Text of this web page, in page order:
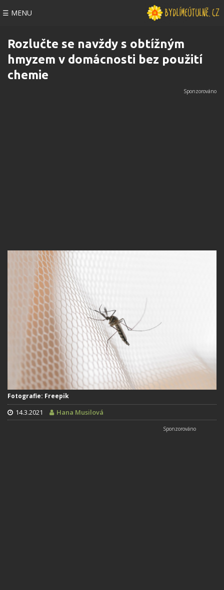
☰ MENU
Rozlučte se navždy s obtížným
hmyzem v domácnosti bez použití
chemie
Fotografie: Freepik
14.3.2021 Hana Musilová